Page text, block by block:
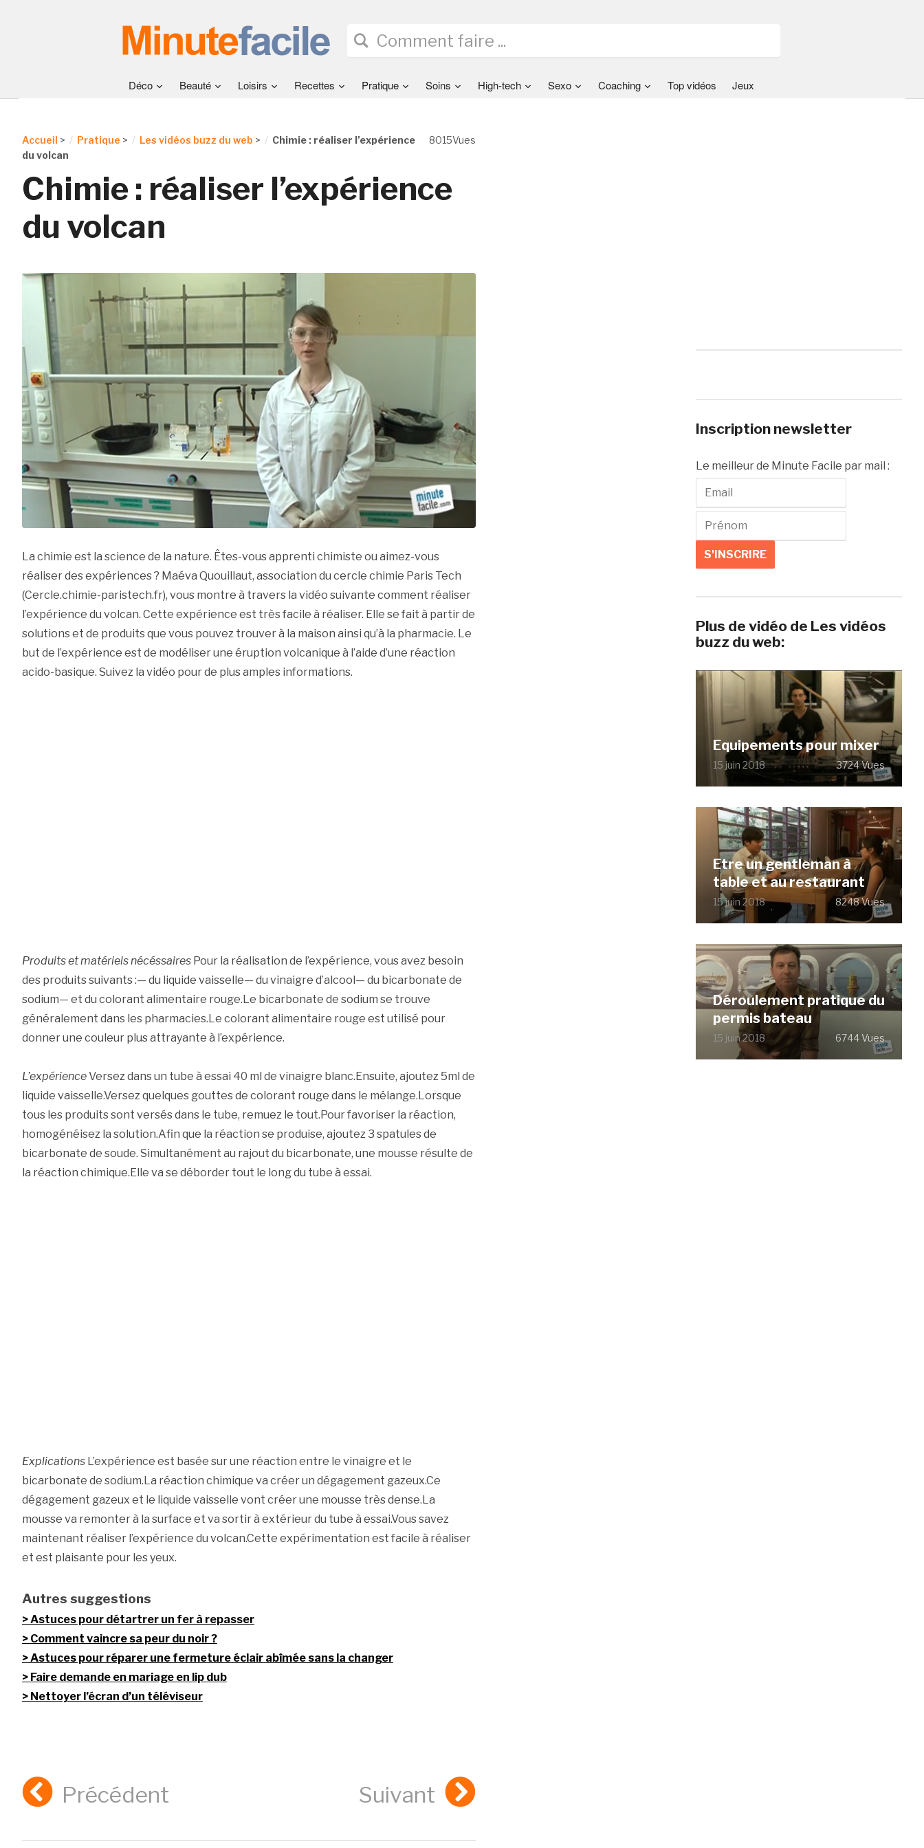
Déco Beauté Loisirs Recettes Pratique Soins High-tech Sexo Coaching Top vidéos Jeux
8015Vues
Accueil > Pratique > Les vidéos buzz du web >
Chimie : réaliser l’expérience
du volcan
Chimie : réaliser l’expérience
du volcan
La chimie est la science de la nature. Êtes-vous apprenti chimiste ou aimez-vous
réaliser des expériences ? Maéva Quouillaut, association du cercle chimie Paris Tech
(Cercle.chimie-paristech.fr), vous montre à travers la vidéo suivante comment réaliser
l’expérience du volcan. Cette expérience est très facile à réaliser. Elle se fait à partir de
solutions et de produits que vous pouvez trouver à la maison ainsi qu’à la pharmacie. Le
but de l’expérience est de modéliser une éruption volcanique à l’aide d’une réaction
acido-basique. Suivez la vidéo pour de plus amples informations.
Produits et matériels nécéssairesPour la réalisation de l’expérience, vous avez besoin
des produits suivants :— du liquide vaisselle— du vinaigre d’alcool— du bicarbonate de
sodium— et du colorant alimentaire rouge.Le bicarbonate de sodium se trouve
généralement dans les pharmacies.Le colorant alimentaire rouge est utilisé pour
donner une couleur plus attrayante à l’expérience.
L’expérienceVersez dans un tube à essai 40 ml de vinaigre blanc.Ensuite, ajoutez 5ml de
liquide vaisselle.Versez quelques gouttes de colorant rouge dans le mélange.Lorsque
tous les produits sont versés dans le tube, remuez le tout.Pour favoriser la réaction,
homogénéisez la solution.Afin que la réaction se produise, ajoutez 3 spatules de
bicarbonate de soude. Simultanément au rajout du bicarbonate, une mousse résulte de
la réaction chimique.Elle va se déborder tout le long du tube à essai.
ExplicationsL’expérience est basée sur une réaction entre le vinaigre et le
bicarbonate de sodium.La réaction chimique va créer un dégagement gazeux.Ce
dégagement gazeux et le liquide vaisselle vont créer une mousse très dense.La
mousse va remonter à la surface et va sortir à extérieur du tube à essai.Vous savez
maintenant réaliser l’expérience du volcan.Cette expérimentation est facile à réaliser
et est plaisante pour les yeux.
Autres suggestions
Astuces pour détartrer un fer à repasser
Comment vaincre sa peur du noir ?
Astuces pour réparer une fermeture éclair abîmée sans la changer
Faire demande en mariage en lip dub
Nettoyer l’écran d’un téléviseur
Précédent Suivant
Inscription newsletter
Le meilleur de Minute Facile par mail :
Plus de vidéo de Les vidéos
buzz du web:
Equipements pour mixer
15 juin 2018 3724 Vues
Etre un gentleman à
table et au restaurant
15 juin 2018 8248 Vues
Déroulement pratique du
permis bateau
15 juin 2018 6744 Vues